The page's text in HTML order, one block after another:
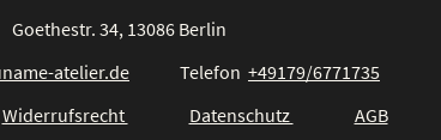
Goethestr. 34, 13086 Berlin
atelier.de Telefon +49179/6771735
Widerrufsrecht Datenschutz AGB